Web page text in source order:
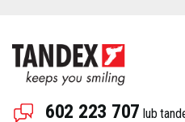
602 223 707 lub